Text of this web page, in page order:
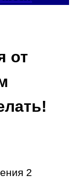
от
2